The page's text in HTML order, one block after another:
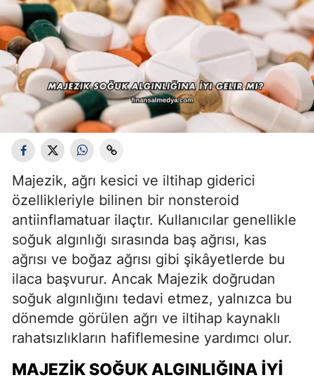
Majezik, ağrı kesici ve iltihap giderici
özellikleriyle bilinen bir nonsteroid
antiinflamatuar ilaçtır. Kullanıcılar genellikle
soğuk algınlığı sırasında baş ağrısı, kas
ağrısı ve boğaz ağrısı gibi şikâyetlerde bu
ilaca başvurur. Ancak Majezik doğrudan
soğuk algınlığını tedavi etmez, yalnızca bu
dönemde görülen ağrı ve iltihap kaynaklı
rahatsızlıkların hafiflemesine yardımcı olur.
MAJEZIK SOĞUK ALGINLIĞINA İYI